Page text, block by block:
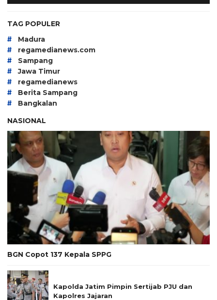
TAG POPULER
# Madura
# regamedianews.com
# Sampang
# Jawa Timur
# regamedianews
# Berita Sampang
#
Bangkalan
NASIONAL
BGN Copot 137 Kepala SPPG
Kapolda Jatim Pimpin Sertijab PJU dan
Kapolres Jajaran